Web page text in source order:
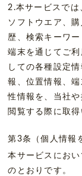
2.本サービスでは
ソフトウエア、
歴、検索キーワ
端末を通じてご
しての各種設定
報、位置情報、
性情報を、当社
閲覧する際に取得
第3条（個人情報
本サービスにお
のとおりです。